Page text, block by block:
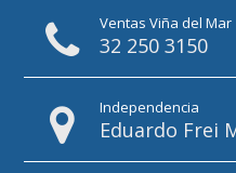
Ventas Viña del Mar
32 250 3150
Independencia
Eduardo Frei